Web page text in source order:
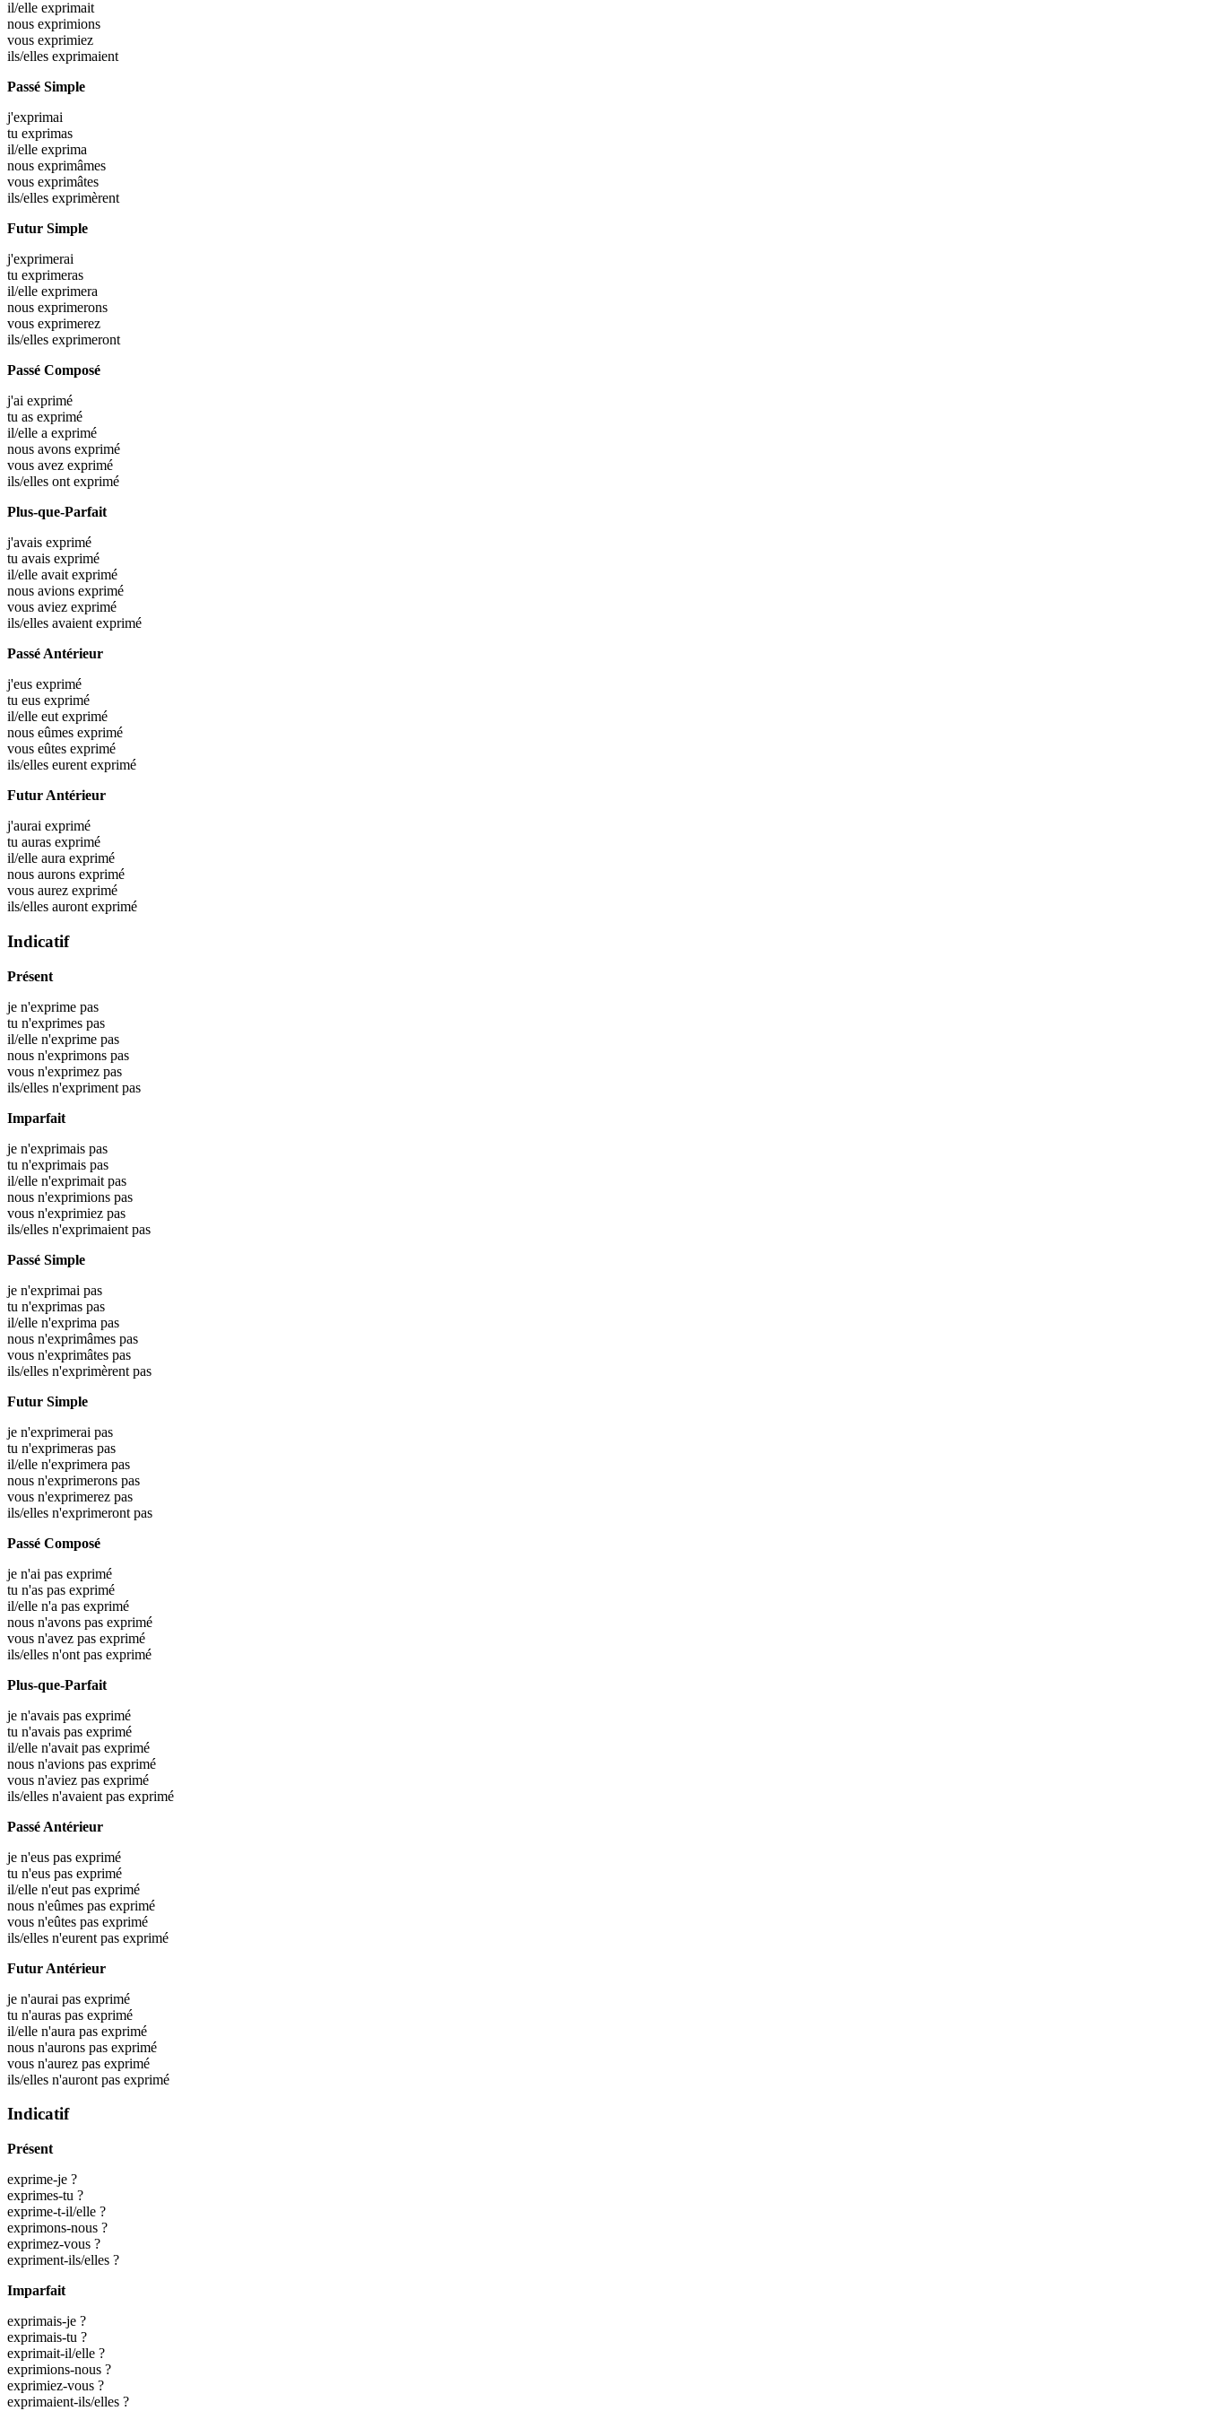
il/elle exprimait
nous exprimions
vous exprimiez
ils/elles exprimaient
Passé Simple
j'exprimai
tu exprimas
il/elle exprima
nous exprimâmes
vous exprimâtes
ils/elles exprimèrent
Futur Simple
j'exprimerai
tu exprimeras
il/elle exprimera
nous exprimerons
vous exprimerez
ils/elles exprimeront
Passé Composé
j'ai exprimé
tu as exprimé
il/elle a exprimé
nous avons exprimé
vous avez exprimé
ils/elles ont exprimé
Plus-que-Parfait
j'avais exprimé
tu avais exprimé
il/elle avait exprimé
nous avions exprimé
vous aviez exprimé
ils/elles avaient exprimé
Passé Antérieur
j'eus exprimé
tu eus exprimé
il/elle eut exprimé
nous eûmes exprimé
vous eûtes exprimé
ils/elles eurent exprimé
Futur Antérieur
j'aurai exprimé
tu auras exprimé
il/elle aura exprimé
nous aurons exprimé
vous aurez exprimé
ils/elles auront exprimé
Indicatif
Présent
je n'exprime pas
tu n'exprimes pas
il/elle n'exprime pas
nous n'exprimons pas
vous n'exprimez pas
ils/elles n'expriment pas
Imparfait
je n'exprimais pas
tu n'exprimais pas
il/elle n'exprimait pas
nous n'exprimions pas
vous n'exprimiez pas
ils/elles n'exprimaient pas
Passé Simple
je n'exprimai pas
tu n'exprimas pas
il/elle n'exprima pas
nous n'exprimâmes pas
vous n'exprimâtes pas
ils/elles n'exprimèrent pas
Futur Simple
je n'exprimerai pas
tu n'exprimeras pas
il/elle n'exprimera pas
nous n'exprimerons pas
vous n'exprimerez pas
ils/elles n'exprimeront pas
Passé Composé
je n'ai pas exprimé
tu n'as pas exprimé
il/elle n'a pas exprimé
nous n'avons pas exprimé
vous n'avez pas exprimé
ils/elles n'ont pas exprimé
Plus-que-Parfait
je n'avais pas exprimé
tu n'avais pas exprimé
il/elle n'avait pas exprimé
nous n'avions pas exprimé
vous n'aviez pas exprimé
ils/elles n'avaient pas exprimé
Passé Antérieur
je n'eus pas exprimé
tu n'eus pas exprimé
il/elle n'eut pas exprimé
nous n'eûmes pas exprimé
vous n'eûtes pas exprimé
ils/elles n'eurent pas exprimé
Futur Antérieur
je n'aurai pas exprimé
tu n'auras pas exprimé
il/elle n'aura pas exprimé
nous n'aurons pas exprimé
vous n'aurez pas exprimé
ils/elles n'auront pas exprimé
Indicatif
Présent
exprime-je ?
exprimes-tu ?
exprime-t-il/elle ?
exprimons-nous ?
exprimez-vous ?
expriment-ils/elles ?
Imparfait
exprimais-je ?
exprimais-tu ?
exprimait-il/elle ?
exprimions-nous ?
exprimiez-vous ?
exprimaient-ils/elles ?